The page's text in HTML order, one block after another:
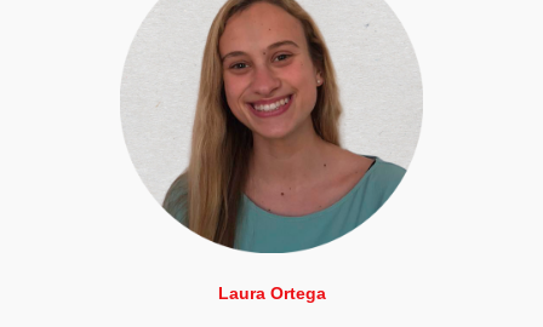
Laura Ortega